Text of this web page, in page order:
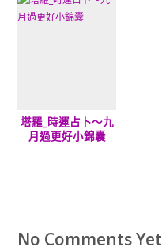
塔羅_時運占卜～九
月過更好小錦囊
No Comments Yet